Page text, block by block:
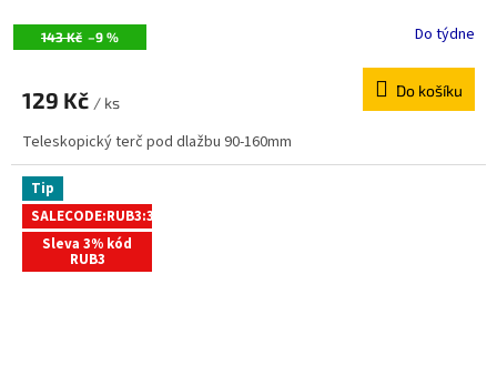
143 Kč –9 % Do týdne
129 Kč / ks
Do košíku
Teleskopický terč pod dlažbu 90-160mm
Tip
SALECODE:RUB3:3:%
Sleva 3% kód
RUB3